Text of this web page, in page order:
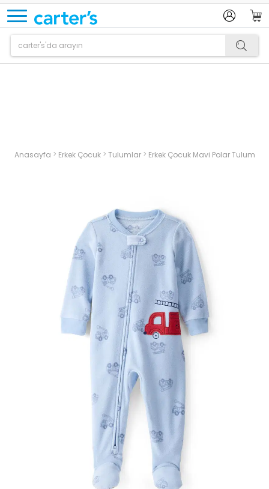
Anasayfa > Erkek Çocuk > Tulumlar > Erkek Çocuk Mavi Polar Tulum
Ürün sepetinize eklenmiştir.